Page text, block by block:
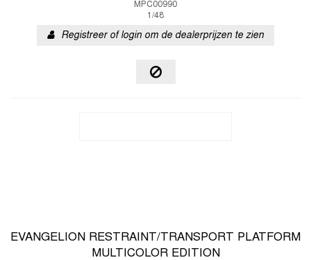
MPC00990
1/48
Registreer of login om de dealerprijzen te zien
EVANGELION RESTRAINT/TRANSPORT PLATFORM
MULTICOLOR EDITION